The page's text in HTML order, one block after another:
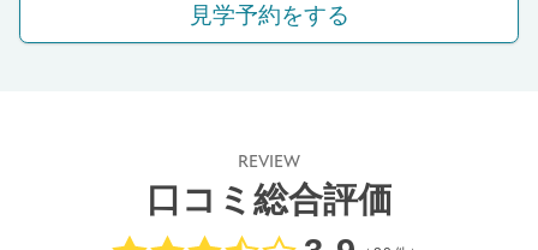
見学予約をする
REVIEW
口コミ総合評価